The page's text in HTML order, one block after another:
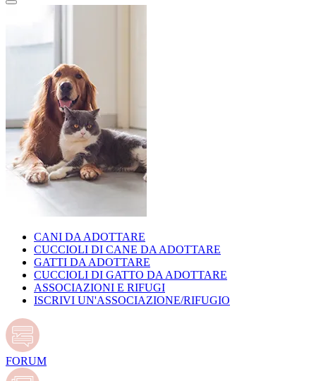
CANI DA ADOTTARE
CUCCIOLI DI CANE DA ADOTTARE
GATTI DA ADOTTARE
CUCCIOLI DI GATTO DA ADOTTARE
ASSOCIAZIONI E RIFUGI
ISCRIVI UN'ASSOCIAZIONE/RIFUGIO
FORUM